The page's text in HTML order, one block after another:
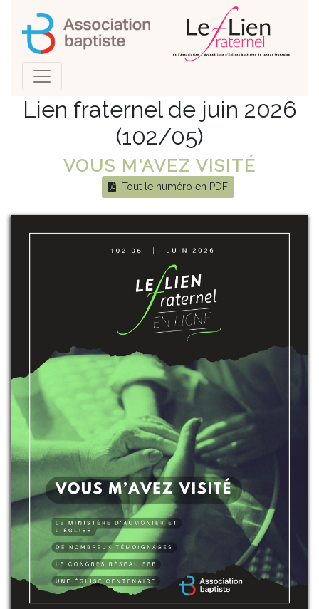
Lien fraternel de juin 2026
(102/05)
VOUS M'AVEZ VISITÉ
Tout le numéro en PDF